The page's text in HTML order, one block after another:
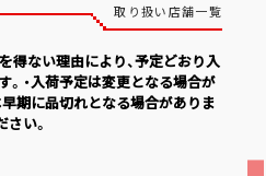
取り扱い店舗一覧
得ない理由により、予定どおり入
。・入荷予定は変更となる場合が
早期に品切れとなる場合がありま
い。